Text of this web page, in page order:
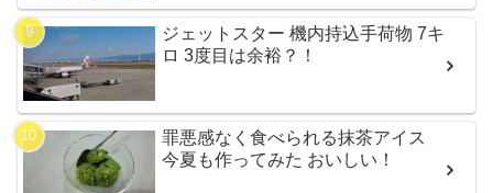
ジェットスター 機内持込手荷物 7キ
ロ 3度目は余裕？！
罪悪感なく食べられる抹茶アイス
今夏も作ってみた おいしい！